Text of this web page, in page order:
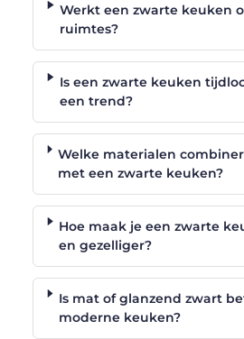
Werkt een zwarte keuken
ruimtes?
Is een zwarte keuken
een trend?
Welke materialen
met een zwarte keuken?
Hoe maak je een zwarte
en gezelliger?
Is mat of glanzend zwart
moderne keuken?